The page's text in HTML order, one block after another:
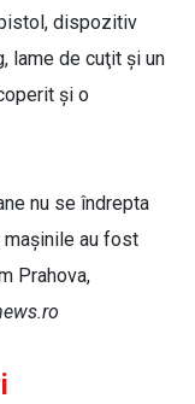
dispozitiv
lame de cuţit şi un
şi o
nu se îndrepta
maşinile au fost
Prahova,